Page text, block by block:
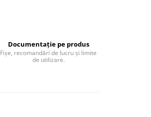
Documentație pe produs
Fișe, recomandări de lucru și limite
de utilizare.